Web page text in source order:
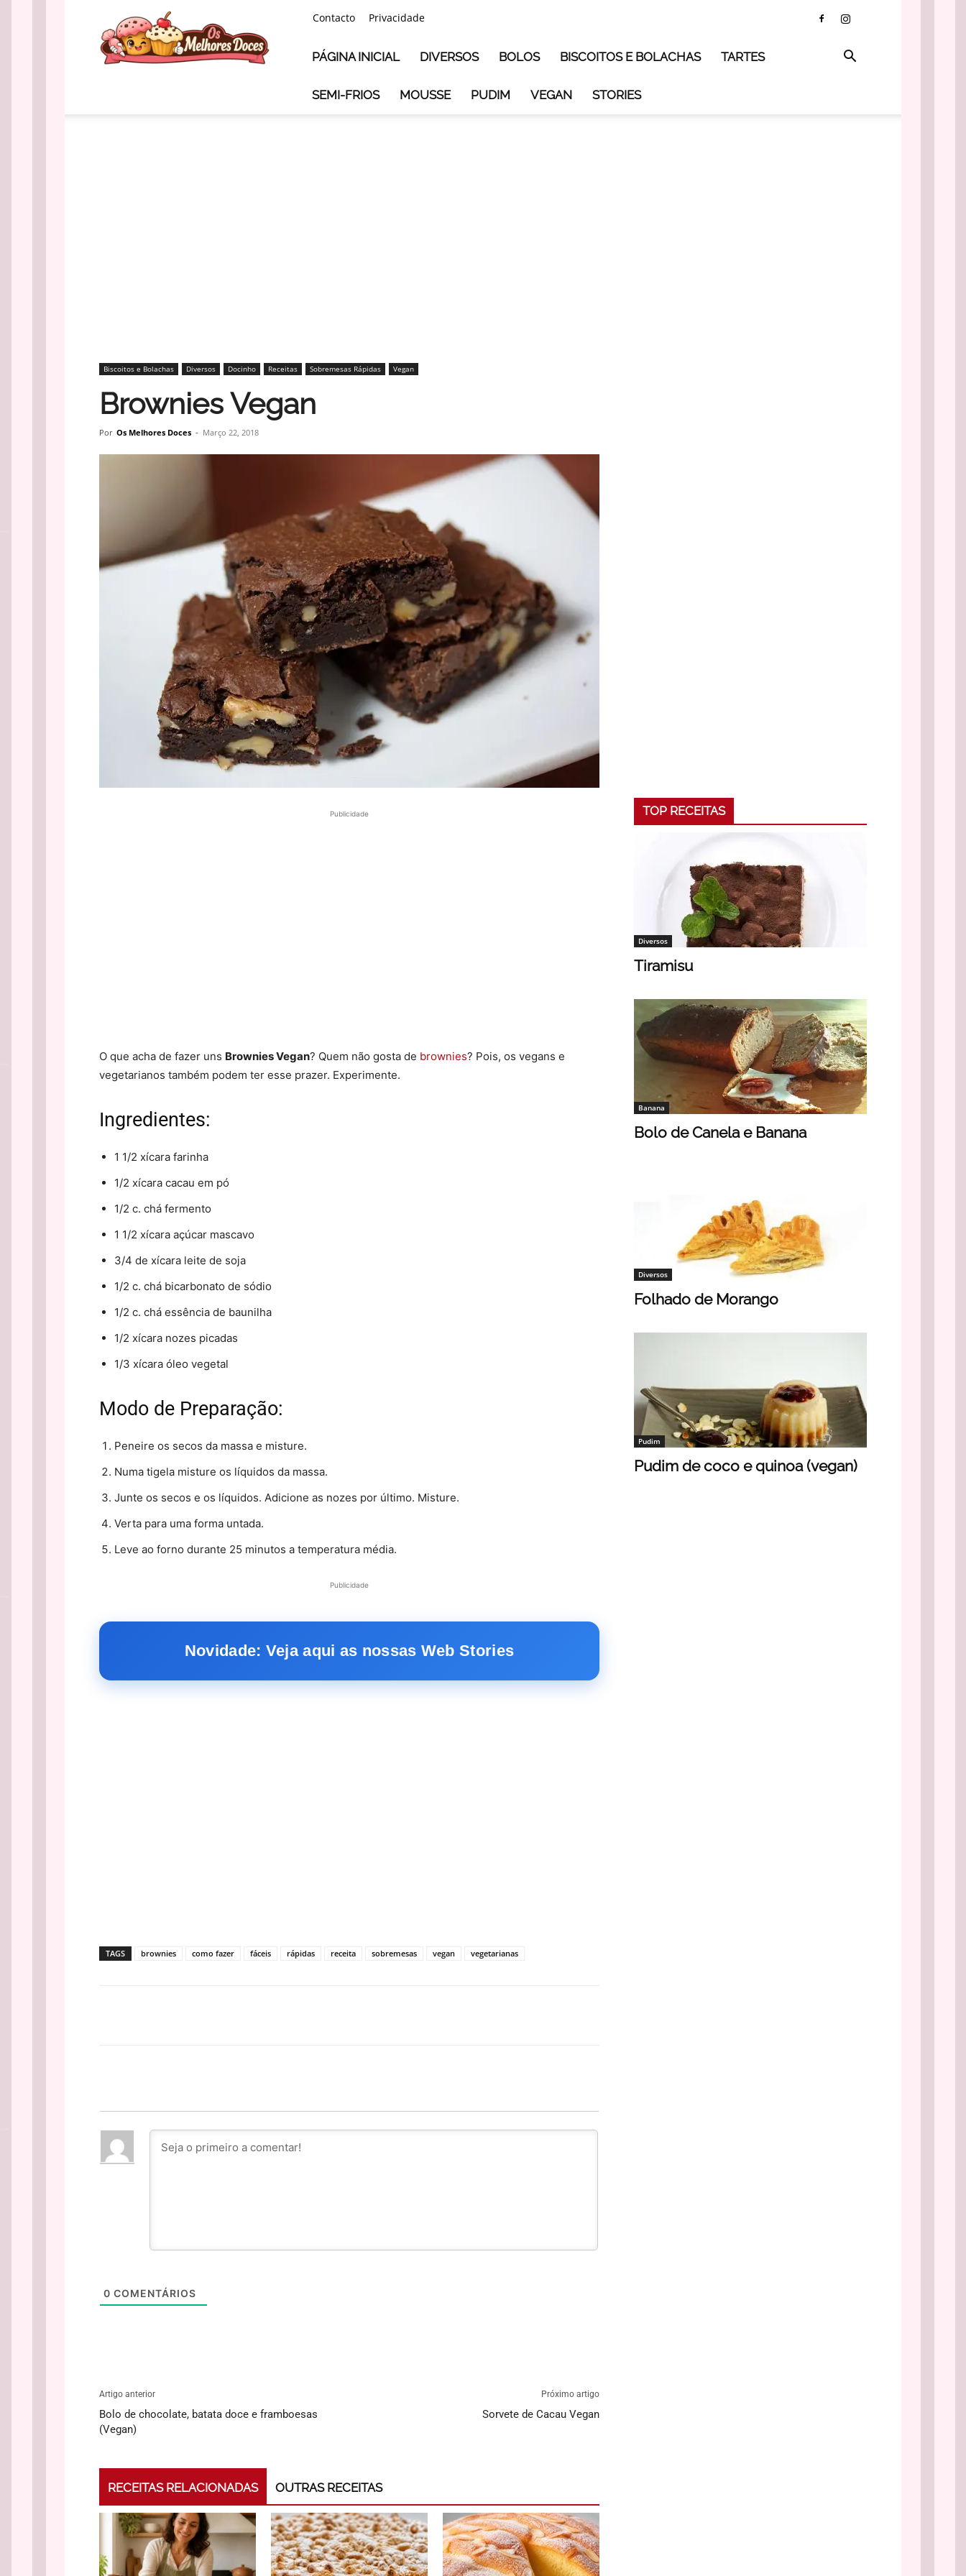
Melhores
Doces
Contacto Privacidade
PÁGINA INICIAL DIVERSOS BOLOS BISCOITOS E BOLACHAS TARTES
SEMI-FRIOS MOUSSE PUDIM VEGAN STORIES
Biscoitos e Bolachas Diversos Docinho Receitas Sobremesas Rápidas Vegan
Brownies Vegan
Por Os Melhores Doces - Março 22, 2018
Publicidade
O que acha de fazer uns Brownies Vegan? Quem não gosta de brownies? Pois, os vegans e
vegetarianos também podem ter esse prazer. Experimente.
Ingredientes:
1 1/2 xícara farinha
1/2 xícara cacau em pó
1/2 c. chá fermento
1 1/2 xícara açúcar mascavo
3/4 de xícara leite de soja
1/2 c. chá bicarbonato de sódio
1/2 c. chá essência de baunilha
1/2 xícara nozes picadas
1/3 xícara óleo vegetal
Modo de Preparação:
Peneire os secos da massa e misture.
Numa tigela misture os líquidos da massa.
Junte os secos e os líquidos. Adicione as nozes por último. Misture.
Verta para uma forma untada.
Leve ao forno durante 25 minutos a temperatura média.
Publicidade
Novidade: Veja aqui as nossas Web Stories
TAGS brownies como fazer fáceis rápidas receita sobremesas vegan vegetarianas
0 COMENTÁRIOS
Artigo anterior
Bolo de chocolate, batata doce e framboesas
(Vegan)
Próximo artigo
Sorvete de Cacau Vegan
RECEITAS RELACIONADAS OUTRAS RECEITAS
TOP RECEITAS
Diversos
Tiramisu
Banana
Bolo de Canela e Banana
Diversos
Folhado de Morango
Pudim
Pudim de coco e quinoa (vegan)